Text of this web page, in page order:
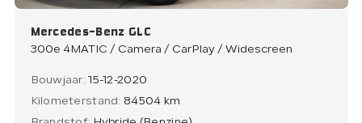
Mercedes-Benz GLC
300e 4MATIC / Camera / CarPlay / Widescreen
Bouwjaar:15-12-2020
Kilometerstand: 84504 km